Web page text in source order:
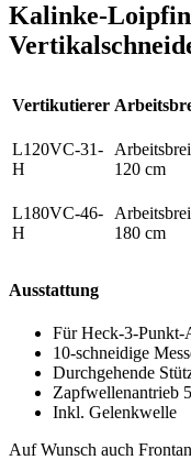
Kalinke-
Vertikutierer
L120VC-31-
H
120 cm
L180VC-46-
H
180 cm
Ausstattung
Für Heck-3-Punkt-
10-schneidige
Durchgehende
Zapfwellenantrieb
Inkl. Gelenkwelle
Auf Wunsch auch